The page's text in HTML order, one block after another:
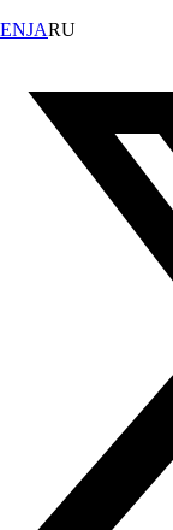
ENJARU